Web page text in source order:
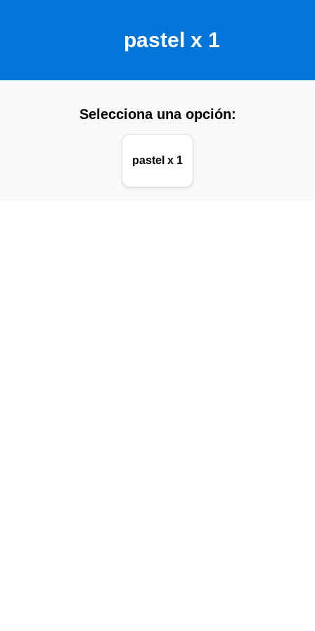
pastel x 1
Selecciona una opción:
pastel x 1